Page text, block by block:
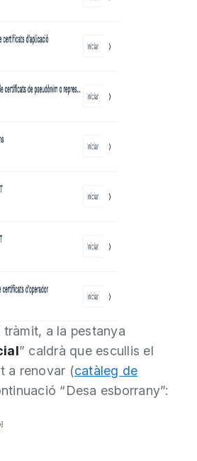
a la pestanya
” caldrà que escullis el
a renovar (catàleg de
“Desa esborrany”: